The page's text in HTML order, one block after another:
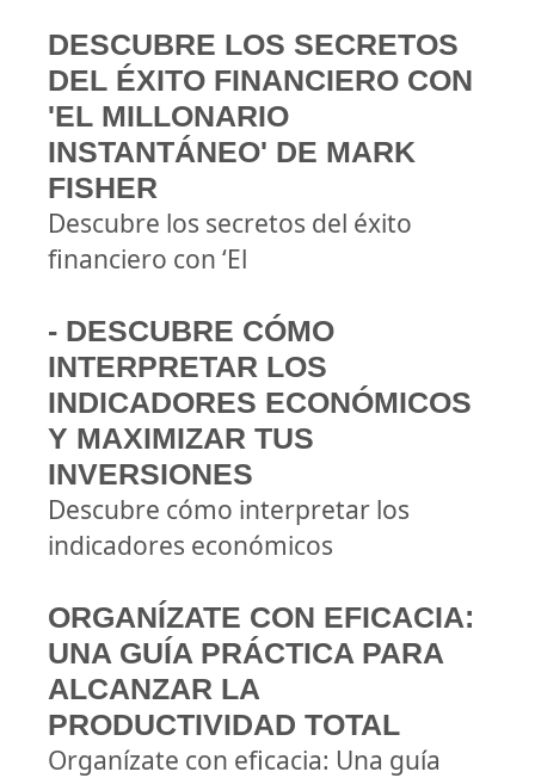
DESCUBRE LOS SECRETOS
DEL ÉXITO FINANCIERO CON
'EL MILLONARIO
INSTANTÁNEO' DE MARK
FISHER
Descubre los secretos del éxito
financiero con ‘El
- DESCUBRE CÓMO
INTERPRETAR LOS
INDICADORES ECONÓMICOS
Y MAXIMIZAR TUS
INVERSIONES
Descubre cómo interpretar los
indicadores económicos
ORGANÍZATE CON EFICACIA:
UNA GUÍA PRÁCTICA PARA
ALCANZAR LA
PRODUCTIVIDAD TOTAL
Organízate con eficacia: Una guía